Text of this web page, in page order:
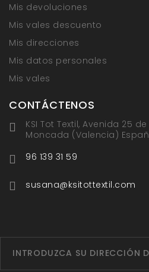
Mis devoluciones
Mis vales descuento
Mis direcciones
Mis datos personales
Mis vales
CONTÁCTENOS
KSI Tot Textil, Avenida 25 de
Moncada (Valencia)
96 139 31 59
susana@ksitottextil.com